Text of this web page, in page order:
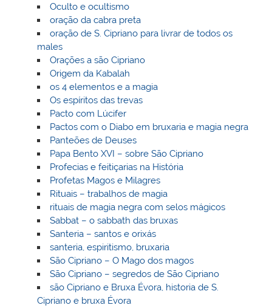
Oculto e ocultismo
oração da cabra preta
oração de S. Cipriano para livrar de todos os
males
Orações a são Cipriano
Origem da Kabalah
os 4 elementos e a magia
Os espíritos das trevas
Pacto com Lúcifer
Pactos com o Diabo em bruxaria e magia negra
Panteões de Deuses
Papa Bento XVI – sobre São Cipriano
Profecias e feitiçarias na História
Profetas Magos e Milagres
Rituais – trabalhos de magia
rituais de magia negra com selos mágicos
Sabbat – o sabbath das bruxas
Santeria – santos e orixás
santeria, espiritismo, bruxaria
São Cipriano – O Mago dos magos
São Cipriano – segredos de São Cipriano
são Cipriano e Bruxa Évora, historia de S.
Cipriano e bruxa Évora